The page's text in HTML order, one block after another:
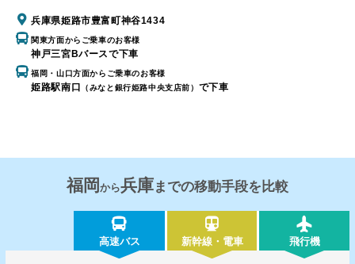
兵庫県姫路市豊富町神谷1434
関東方面からご乗車のお客様
神戸三宮Bバースで下車
福岡・山口方面からご乗車のお客様
姫路駅南口 （みなと銀行姫路中央支店前） で下車
福岡 から兵庫までの移動手段を比較
高速バス 新幹線・電車 飛行機